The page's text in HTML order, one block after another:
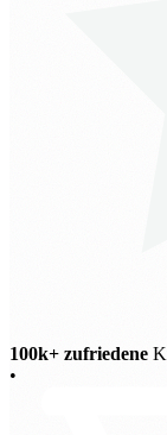
100k+ zufriedene
•